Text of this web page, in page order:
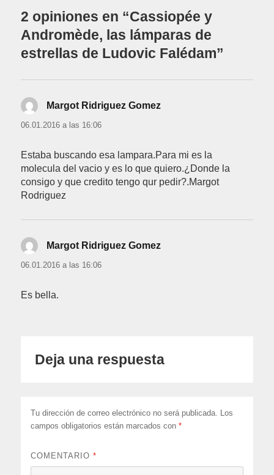
2 opiniones en “Cassiopée y
Andromède, las lámparas de
estrellas de Ludovic Falédam”
Margot Ridriguez Gomez
06.01.2016 a las 16:06
Estaba buscando esa lampara.Para mi es la
molecula del vacio y es lo que quiero.¿Donde la
consigo y que credito tengo qur pedir?.Margot
Rodriguez
Margot Ridriguez Gomez
06.01.2016 a las 16:06
Es bella.
Deja una respuesta
Tu dirección de correo electrónico no será publicada.
Los
campos obligatorios están marcados con*
COMENTARIO*